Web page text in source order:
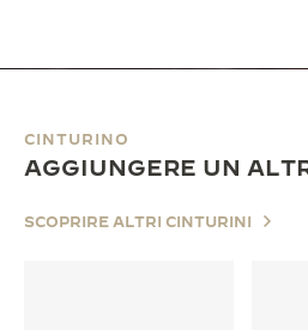
CINTURINO
AGGIUNGERE UN
SCOPRIRE ALTRI CINTURINI